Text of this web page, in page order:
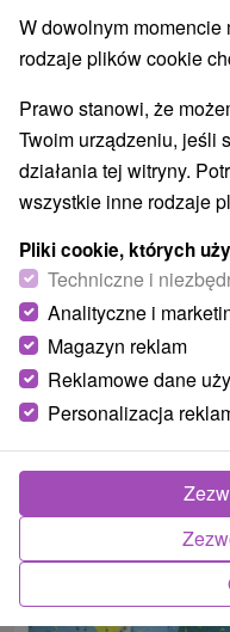
Brutal Povala -
Banskobystrický
Niekomercyjna ściana
znajduje się w centrum
ścianie bez
W dowolnym
rodzaje plików cookie
Prawo stanowi, że
Twoim urządzeniu, jeśli
działania tej witryny.
wszystkie inne rodzaje
Pliki cookie, których
Techniczne i
Analityczne i
Magazyn reklam
Reklamowe dane
Personalizacja